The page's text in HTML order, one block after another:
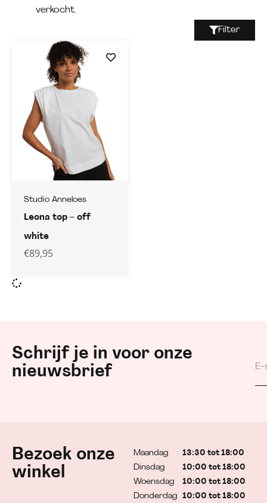
verkocht.
Filter
Studio Anneloes
Leona top – off
white
€89,95
Schrijf je in voor onze
nieuwsbrief
Bezoek onze
winkel
Maandag
Dinsdag
Woensdag
Donderdag
13:30 tot 18:00
10:00 tot 18:00
10:00 tot 18:00
10:00 tot 18:00